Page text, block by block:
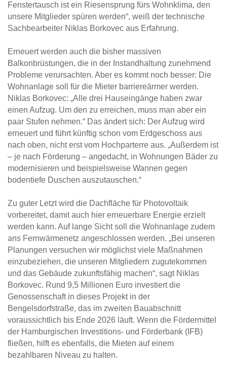
Fenstertausch ist ein Riesensprung fürs Wohnklima, den
unsere Mitglieder spüren werden“, weiß der technische
Sachbearbeiter Niklas Borkovec aus Erfahrung.
Erneuert werden auch die bisher massiven
Balkonbrüstungen, die in der Instandhaltung zunehmend
Probleme verursachten. Aber es kommt noch besser: Die
Wohnanlage soll für die Mieter barriereärmer werden.
Niklas Borkovec: „Alle drei Hauseingänge haben zwar
einen Aufzug. Um den zu erreichen, muss man aber ein
paar Stufen nehmen.“ Das ändert sich: Der Aufzug wird
erneuert und führt künftig schon vom Erdgeschoss aus
nach oben, nicht erst vom Hochparterre aus. „Außerdem ist
– je nach Förderung – angedacht, in Wohnungen Bäder zu
modernisieren und beispielsweise Wannen gegen
bodentiefe Duschen auszutauschen.“
Zu guter Letzt wird die Dachfläche für Photovoltaik
vorbereitet, damit auch hier erneuerbare Energie erzielt
werden kann. Auf lange Sicht soll die Wohnanlage zudem
ans Fernwärmenetz angeschlossen werden. „Bei unseren
Planungen versuchen wir möglichst viele Maßnahmen
einzubeziehen, die unseren Mitgliedern zugutekommen
und das Gebäude zukunftsfähig machen“, sagt Niklas
Borkovec. Rund 9,5 Millionen Euro investiert die
Genossenschaft in dieses Projekt in der
Bengelsdorfstraße, das im zweiten Bauabschnitt
voraussichtlich bis Ende 2026 läuft. Wenn die Fördermittel
der Hamburgischen Investitions- und Förderbank (IFB)
fließen, hilft es ebenfalls, die Mieten auf einem
bezahlbaren Niveau zu halten.